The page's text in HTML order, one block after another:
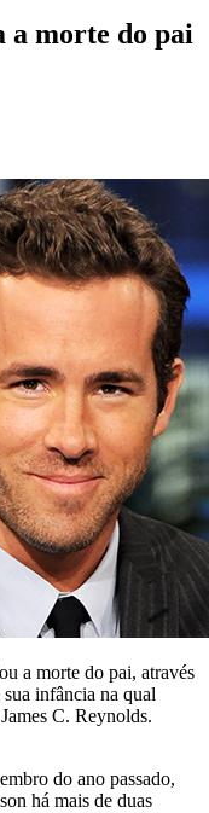
a morte do pai
a morte do pai, através
infância na qual
C. Reynolds.
do ano passado,
há mais de duas